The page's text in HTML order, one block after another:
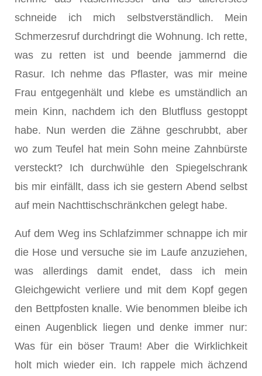
schneide ich mich selbstverständlich. Mein
Schmerzesruf durchdringt die Wohnung. Ich rette,
was zu retten ist und beende jammernd die
Rasur. Ich nehme das Pflaster, was mir meine
Frau entgegenhält und klebe es umständlich an
mein Kinn, nachdem ich den Blutfluss gestoppt
habe. Nun werden die Zähne geschrubbt, aber
wo zum Teufel hat mein Sohn meine Zahnbürste
versteckt? Ich durchwühle den Spiegelschrank
bis mir einfällt, dass ich sie gestern Abend selbst
auf mein Nachttischschränkchen gelegt habe.
Auf dem Weg ins Schlafzimmer schnappe ich mir
die Hose und versuche sie im Laufe anzuziehen,
was allerdings damit endet, dass ich mein
Gleichgewicht verliere und mit dem Kopf gegen
den Bettpfosten knalle. Wie benommen bleibe ich
einen Augenblick liegen und denke immer nur:
Was für ein böser Traum! Aber die Wirklichkeit
holt mich wieder ein. Ich rappele mich ächzend